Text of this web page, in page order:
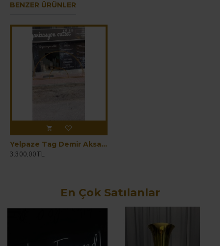
BENZER ÜRÜNLER
Yelpaze Tag Demir Aksam 6 Parça Demonte
3.300,00TL
En Çok Satılanlar